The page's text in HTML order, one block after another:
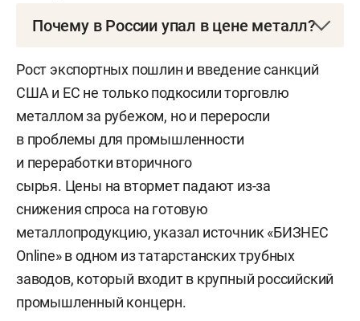
Почему в России упал в цене металл?
падения цен в металлургической отрасли стало
повышение с 1 января 2022 года экспортной
пошлины до 100 евро за 1 т металлолома.
Усугубило ситуацию ведение сроком на 180
суток смешанной экспортной пошлины
в размере 5%, но не менее 100 евро за тонну при
прежних 70 евро. Вывозить сырье с учетом
нестабильного курса валют для предприятий
стало невыгодно. В правительстве эти
изменения объясняли тем, что они необходимы
для обеспечения внутреннего рынка сырьем
Рост экспортных пошлин и введение санкций
США и ЕС не только подкосили торговлю
металлом за рубежом, но и переросли
в проблемы для промышленности
и переработки вторичного
сырья. Цены на втормет падают из-за
снижения спроса на готовую
металлопродукцию, указал источник «БИЗНЕС
Online» в одном из татарстанских трубных
заводов, который входит в крупный российский
промышленный концерн.